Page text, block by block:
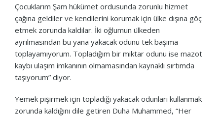
Çocuklarım Şam hükümet ordusunda zorunlu hizmet
çağına geldiler ve kendilerini korumak için ülke dışına göç
etmek zorunda kaldılar. İki oğlumun ülkeden
ayrılmasından bu yana yakacak odunu tek başıma
toplayamıyorum. Topladığım bir miktar odunu ise mazot
kaybı ulaşım imkanının olmamasından kaynaklı sırtımda
taşıyorum” diyor.
Yemek pişirmek için topladığı yakacak odunları kullanmak
zorunda kaldığını dile getiren Duha Muhammed, “Her